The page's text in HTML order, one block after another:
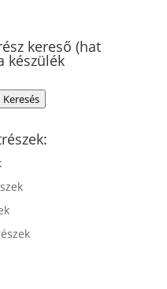
kereső (hat
készülék
Keresés